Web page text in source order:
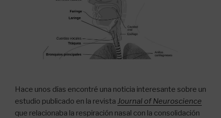
Hace unos días encontré una noticia interesante sobre un
estudio publicado en la revista Journal of Neuroscience
que relacionaba la respiración nasal con la consolidación